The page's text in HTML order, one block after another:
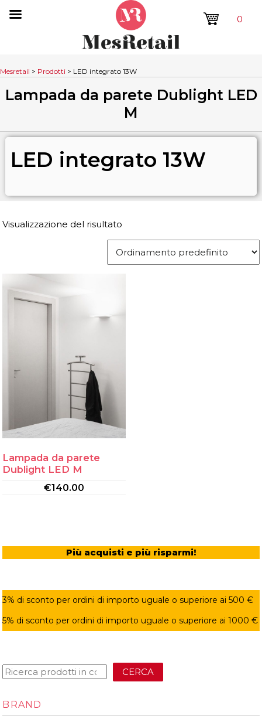
0
Mesretail > Prodotti > LED integrato 13W
Lampada da parete Dublight LED
M
LED integrato 13W
Visualizzazione del risultato
Lampada da parete
Dublight LED M
€140.00
Più acquisti e più risparmi!
3% di sconto per ordini di importo uguale o superiore ai 500 €
5% di sconto per ordini di importo uguale o superiore ai 1000 €
CERCA
BRAND